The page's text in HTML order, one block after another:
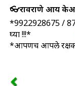
👓रावराणे आय
*9922928675 /
घ्या !!!*
*आपणच आपले रक्षक